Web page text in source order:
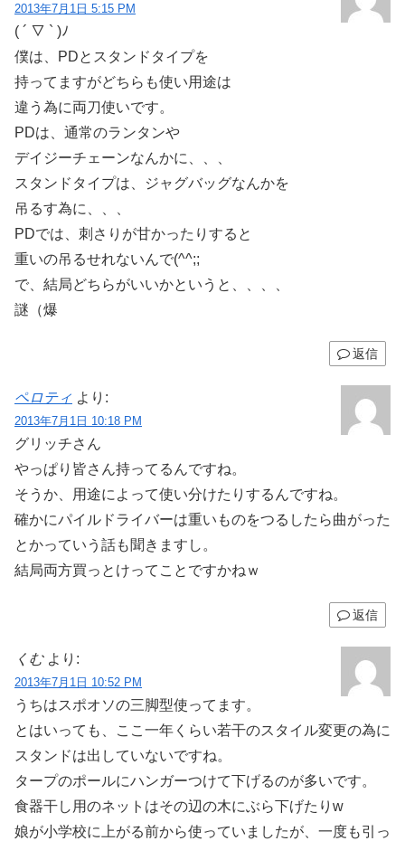
2013年7月1日 5:15 PM
( ´ ▽ ` )ﾉ
僕は、PDとスタンドタイプを
持ってますがどちらも使い用途は
違う為に両刀使いです。
PDは、通常のランタンや
デイジーチェーンなんかに、、、
スタンドタイプは、ジャグバッグなんかを
吊るす為に、、、
PDでは、刺さりが甘かったりすると
重いの吊るせれないんで(^^;;
で、結局どちらがいいかというと、、、、
謎（爆
返信
ペロティ より:
2013年7月1日 10:18 PM
グリッチさん
やっぱり皆さん持ってるんですね。
そうか、用途によって使い分けたりするんですね。
確かにパイルドライバーは重いものをつるしたら曲がった
とかっていう話も聞きますし。
結局両方買っとけってことですかねｗ
返信
くむ より:
2013年7月1日 10:52 PM
うちはスポオソの三脚型使ってます。
とはいっても、ここ一年くらい若干のスタイル変更の為に
スタンドは出していないですね。
タープのポールにハンガーつけて下げるのが多いです。
食器干し用のネットはその辺の木にぶら下げたりw
娘が小学校に上がる前から使っていましたが、一度も引っ